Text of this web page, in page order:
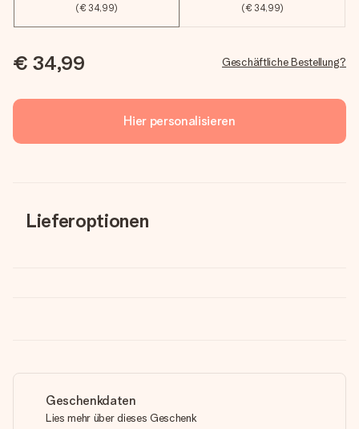
(€ 34,99) (€ 34,99)
€ 34,99 Geschäftliche Bestellung?
Hier personalisieren
Lieferoptionen
Geschenkdaten
Lies mehr über dieses Geschenk